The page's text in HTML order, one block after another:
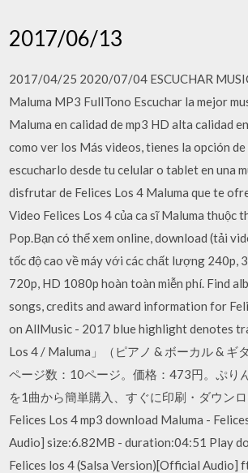
2017/06/13
2017/04/25 2020/07/04 ESCUCHAR
Maluma MP3 FullTono Escuchar la mejor
Maluma en calidad de mp3 HD alta calidad
como ver los Más videos, tienes la opción
escucharlo desde tu celular o tablet en una
disfrutar de Felices Los 4 Maluma que te
Video Felices Los 4 của ca sĩ Maluma thuộc
Pop.Bạn có thể xem online, download (tải
tốc độ cao về máy với các chất lượng 240p,
720p, HD 1080p hoàn toàn miễn phí. Find
songs, credits and award information for
on AllMusic - 2017 blue highlight denotes
Los 4 / Maluma」（ピアノ & ボーカル & ギ
ページ数：10ページ。価格：473円。ぷり
を1曲から簡単購入、すぐに印刷・ダウン
Felices Los 4 mp3 download Maluma -
Audio] size:6.82MB - duration:04:51 Play
Felices los 4 (Salsa Version)[Official Audio]